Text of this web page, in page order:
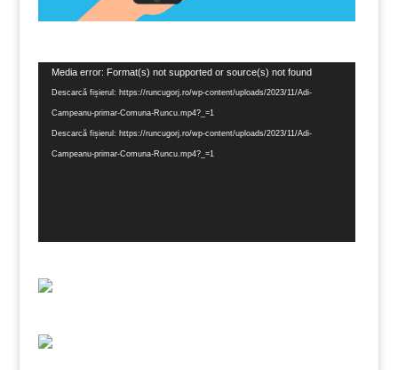
Player
video
Media error: Format(s) not supported or source(s) not found
Descarcă fișierul: https://runcugorj.ro/wp-content/uploads/2023/11/Adi-
Campeanu-primar-Comuna-Runcu.mp4?_=1
Descarcă fișierul: https://runcugorj.ro/wp-content/uploads/2023/11/Adi-
Campeanu-primar-Comuna-Runcu.mp4?_=1